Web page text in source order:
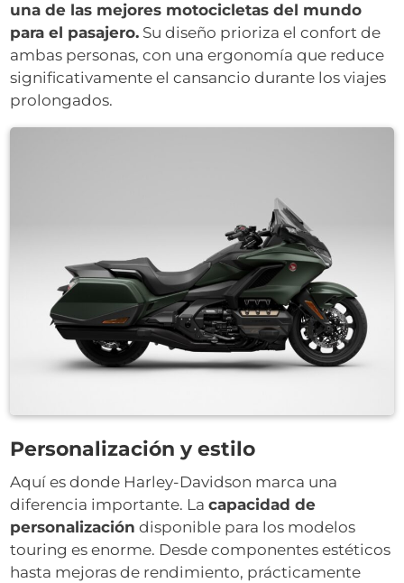
una de las mejores motocicletas del mundo
para el pasajero. Su diseño prioriza el confort de
ambas personas, con una ergonomía que reduce
significativamente el cansancio durante los viajes
prolongados.
Personalización y estilo
Aquí es donde Harley-Davidson marca una
diferencia importante. Lacapacidad de
personalización disponible para los modelos
touring es enorme. Desde componentes estéticos
hasta mejoras de rendimiento, prácticamente